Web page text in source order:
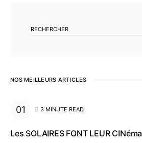
NOS MEILLEURS ARTICLES
3 MINUTE READ
Les SOLAIRES FONT LEUR CINéma